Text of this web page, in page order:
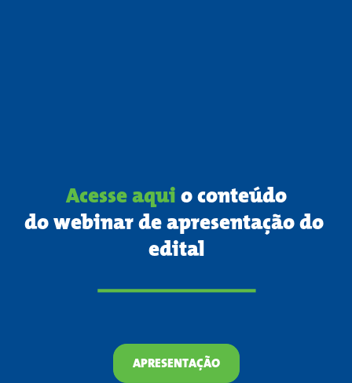
Acesse aqui o conteúdo
do webinar de apresentação do
edital
APRESENTAÇÃO